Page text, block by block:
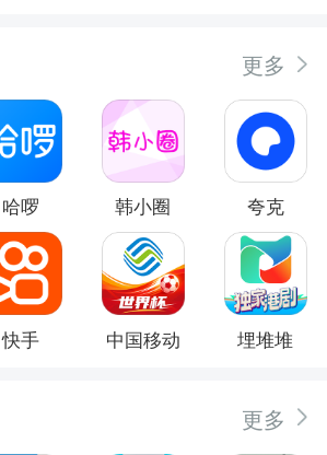
更多
哈啰 韩小圈 夸克
快手 中国移动 埋堆堆
更多